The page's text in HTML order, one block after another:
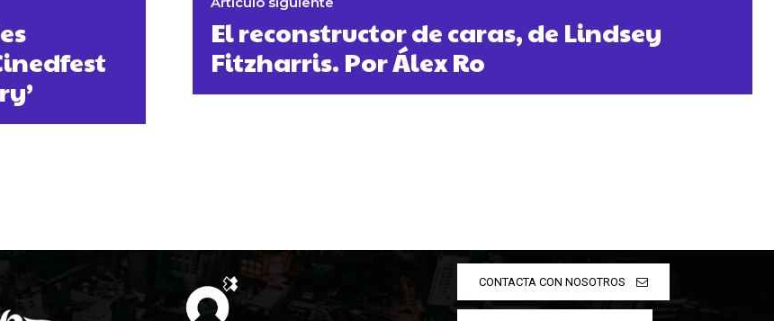
El reconstructor de caras, de Lindsey
Fitzharris. Por Álex Ro
CONTACTA CON NOSOTROS